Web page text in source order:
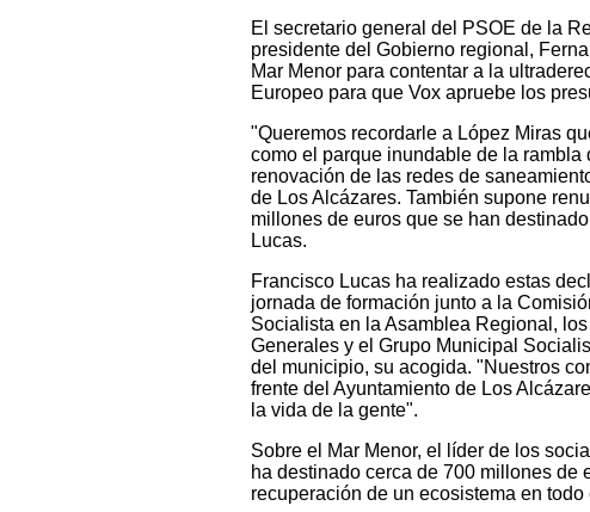
El secretario general del PSOE de la
presidente del Gobierno regional,
Mar Menor para contentar a la
Europeo para que Vox apruebe los
"Queremos recordarle a López Miras
como el parque inundable de la
renovación de las redes de
de Los Alcázares. También supone
millones de euros que se han
Lucas.
Francisco Lucas ha realizado estas
jornada de formación junto a la
Socialista en la Asamblea Regional,
Generales y el Grupo Municipal
del municipio, su acogida. "Nuestros
frente del Ayuntamiento de Los
la vida de la gente".
Sobre el Mar Menor, el líder de los
ha destinado cerca de 700 millones de
recuperación de un ecosistema en todo